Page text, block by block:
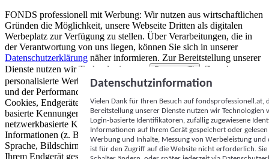
FONDS professionell mit Werbung: Wir nutzen aus wirtschaftlichen
Gründen die Möglichkeit, unsere Webseite Dritten als digitalen
Werbeplatz zur Verfügung zu stellen. Über Verarbeitungen, die in
der Verantwortung von uns liegen, können Sie sich in unserer
Datenschutzerklärung näher informieren. Zur Bereitstellung unserer
Dienste nutzen wir Technologien von
Partnern (5)
. Zwecke:
personalisierte Werbung und Inhalte, Messung von Werbeleistung
und der Performance von Inhalten sowie Zielgruppenforschung.
Cookies, Endgeräte- oder ähnliche Online-Kennungen (z. B. login-
basierte Kennungen, zufällig generierte Kennungen,
netzwerkbasierte Kennungen) können zusammen mit anderen
Informationen (z. B. Browsertyp und Browserinformationen,
Sprache, Bildschirmgröße, unterstützte Technologien usw.) auf
Ihrem Endgerät gespeichert oder von dort ausgelesen werden, um es
Datenschutzinformation
Vielen Dank für Ihren Besuch auf
Bereitstellung unserer Dienste nutzen wir Technologien
Login-basierte Identifikatoren, zufällig zugewiesene
Informationen auf Ihrem Gerät gespeichert oder
Werbung und Inhalte, Messung von Werbeleistung
ist für den Zugriff auf die Website nicht erforderlich.